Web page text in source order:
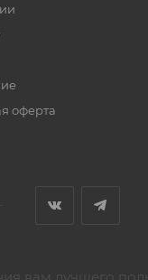
оферта